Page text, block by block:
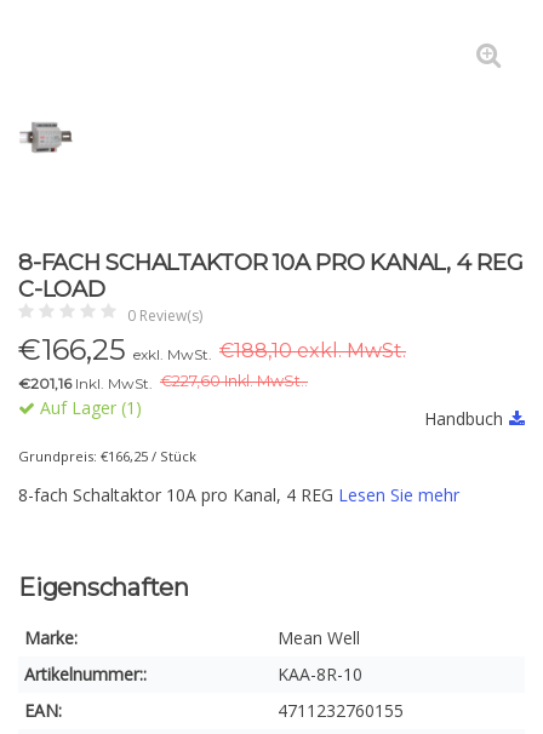
8-FACH SCHALTAKTOR 10A PRO KANAL, 4 REG
C-LOAD
0 Review(s)
€166,25 exkl. MwSt. €188,10 exkl. MwSt.
€201,16Inkl. MwSt. €227,60 Inkl. MwSt..
Auf Lager (1) Handbuch
Grundpreis: €166,25 / Stück
8-fach Schaltaktor 10A pro Kanal, 4 REG Lesen Sie mehr
Eigenschaften
Marke:
Mean Well
Artikelnummer::
KAA-8R-10
EAN:
4711232760155